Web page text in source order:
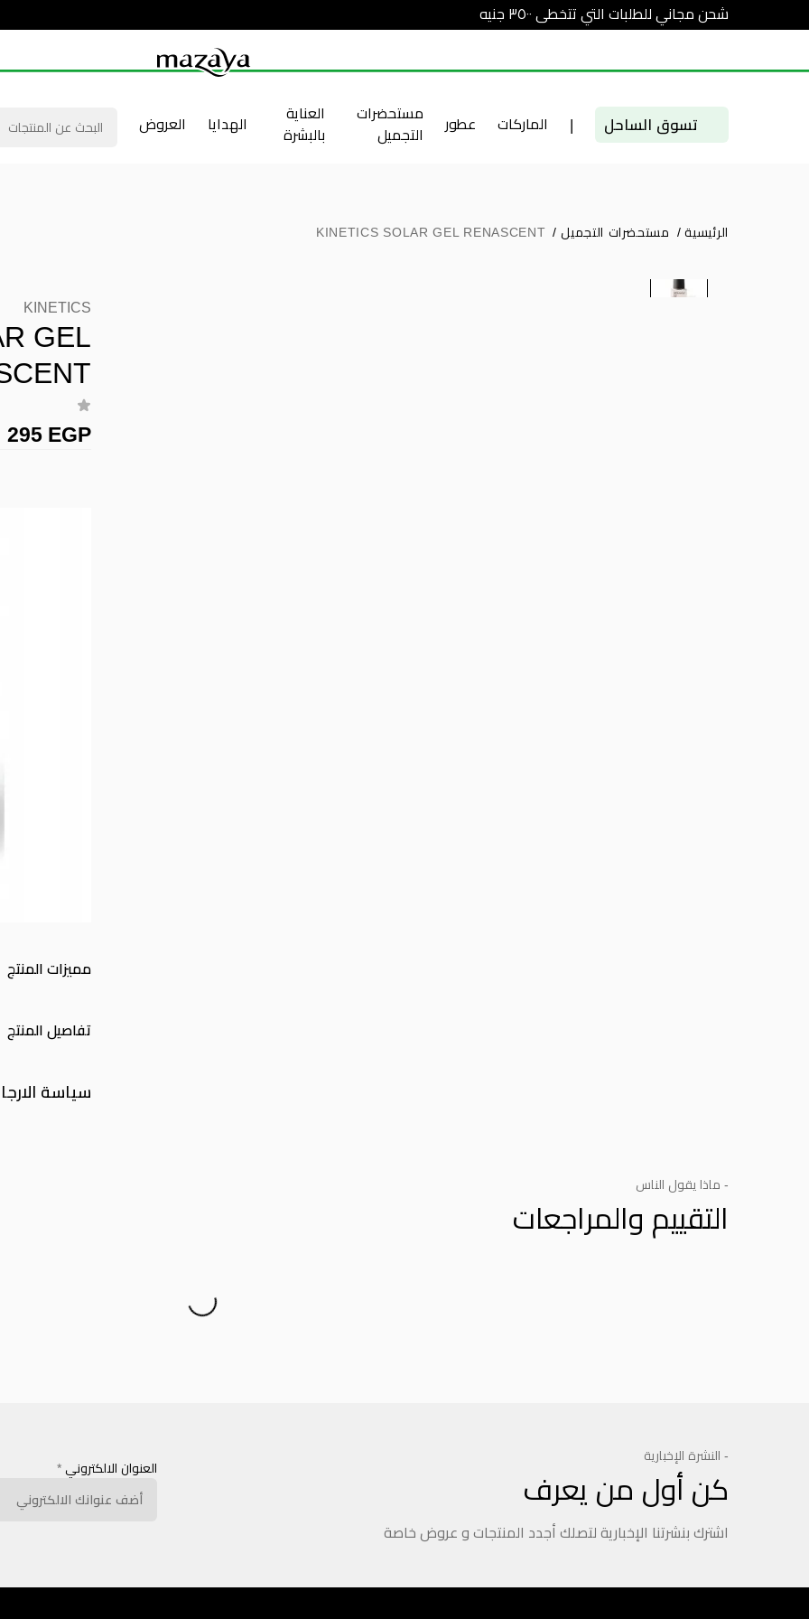
شحن مجاني للطلبات التي تتخطى ٣٥٠٠ جنيه
تسوق الساحل | الماركات عطور
مستحضرات
التجميل
العناية
بالبشرة
الهدايا العروض
الرئيسية / مستحضرات التجميل /
KINETICS SOLAR GEL RENASCENT
KINETICS
GEL
295 EGP
مميزات المنتج
تفاصيل المنتج
سياسة
- ماذا يقول الناس
التقييم والمراجعات
- النشرة الإخبارية
كن أول من يعرف
اشترك بنشرتنا الإخبارية لتصلك أجدد المنتجات و عروض خاصة
العنوان الالكتروني *